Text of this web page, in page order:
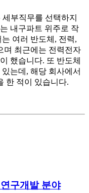
부직무를 선택하지
내구파트 위주로 작
여러 반도체, 전력,
며 최근에는 전력전자
했습니다. 또 반도체
는데, 해당 회사에서
한 적이 있습니다.
구개발 분야